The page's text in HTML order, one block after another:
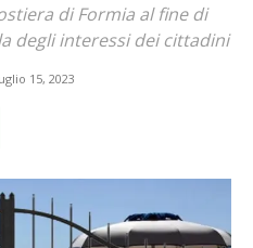
di Formia al fine di
degli interessi dei cittadini
15, 2023